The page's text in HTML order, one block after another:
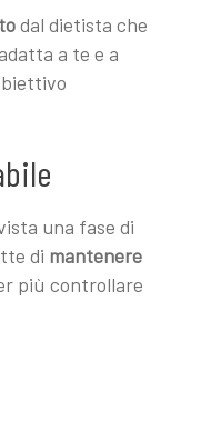
dal dietista che
a te e a
una fase di
di mantenere
più controllare